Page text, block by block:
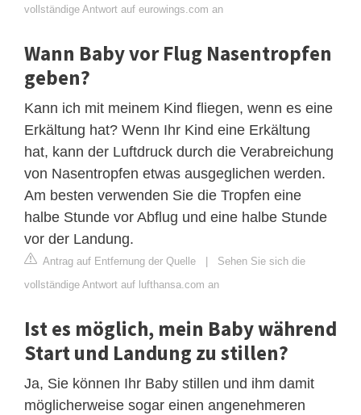
vollständige Antwort auf eurowings.com an
Wann Baby vor Flug Nasentropfen
geben?
Kann ich mit meinem Kind fliegen, wenn es eine
Erkältung hat? Wenn Ihr Kind eine Erkältung
hat, kann der Luftdruck durch die Verabreichung
von Nasentropfen etwas ausgeglichen werden.
Am besten verwenden Sie die Tropfen eine
halbe Stunde vor Abflug und eine halbe Stunde
vor der Landung.
Antrag auf Entfernung der Quelle | Sehen Sie sich die
vollständige Antwort auf lufthansa.com an
Ist es möglich, mein Baby während
Start und Landung zu stillen?
Ja, Sie können Ihr Baby stillen und ihm damit
möglicherweise sogar einen angenehmeren